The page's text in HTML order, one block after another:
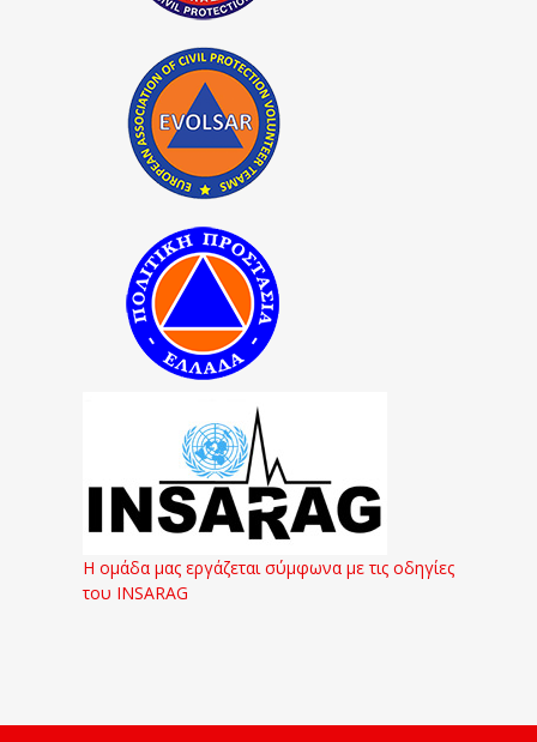
Η ομάδα μας εργάζεται σύμφωνα με τις οδηγίες
του INSARAG